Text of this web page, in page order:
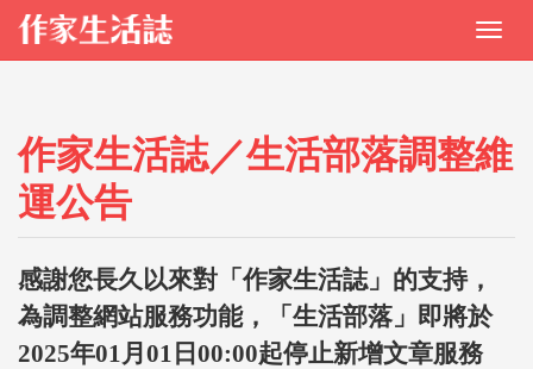
作家生活誌／生活部落調整維
運公告
感謝您長久以來對「作家生活誌」的支持，
為調整網站服務功能，「生活部落」即將於
2025年01月01日00:00起停止新增文章服務